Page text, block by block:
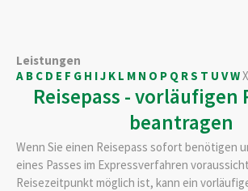
Leistungen
A B C D E F G H IJ K L M N O P Q RS T U VWX
Reisepass - vorläufigen
beantragen
Wenn Sie einen Reisepass sofort benötigen
eines Passes im Expressverfahren
Reisezeitpunkt möglich ist, kann ein